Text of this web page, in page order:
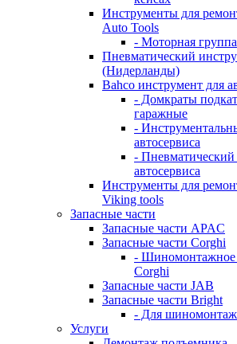
Инструменты для
Auto Tools
- Моторная группа
Пневматический
(Нидерланды)
Bahco инструмент для
- Домкраты
гаражные
-
автосервиса
- Пневматический
автосервиса
Инструменты для
Viking tools
Запасные части
Запасные части APAC
Запасные части Corghi
- Шиномонтажное
Corghi
Запасные части JAB
Запасные части Bright
- Для
Услуги